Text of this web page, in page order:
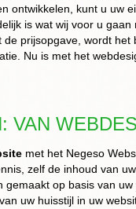
ontwikkelen, kunt u uw
is wat wij voor u
prijsopgave, wordt
Nu is met het
VAN
met het Negeso
zelf de inhoud van
gemaakt op basis van uw
uw huisstijl in uw